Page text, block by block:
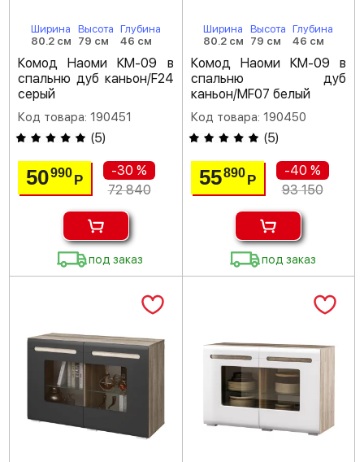
Ширина
80.2 см
Высота
79 см
Глубина
46 см
Комод Наоми КМ-09 в
спальню дуб каньон/F24
серый
Код товара: 190451
(5)
50990Р
-30 %
72 840
под заказ
Ширина
80.2 см
Высота
79 см
Глубина
46 см
Комод Наоми КМ-09 в
спальню дуб
каньон/MF07 белый
Код товара: 190450
(5)
55890 Р
-40 %
93 150
под заказ